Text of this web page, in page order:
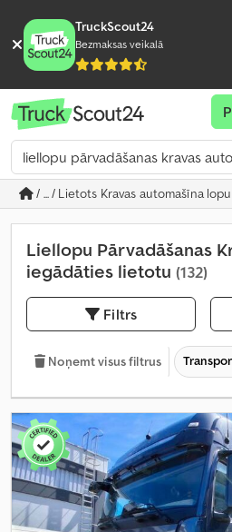
TruckScout24
Bezmaksas veikalā
/ ... / Lietots Kravas automašīna
Liellopu Pārvadāšanas
iegādāties lietotu (132)
Filtrs
Noņemt visus filtrus